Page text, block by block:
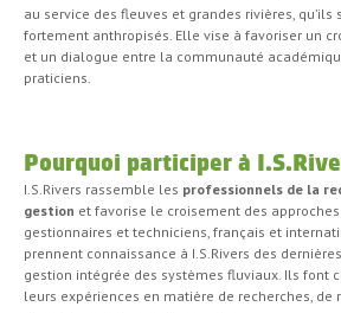
au service des fleuves et grandes rivières,
fortement anthropisés. Elle vise à favoriser un
et un dialogue entre la communauté
praticiens.
Pourquoi participer à
I.S.Rivers rassemble les professionnels de la
gestion et favorise le croisement des
gestionnaires et techniciens, français et
prennent connaissance à I.S.Rivers des
gestion intégrée des systèmes fluviaux. Ils font
leurs expériences en matière de recherches, de